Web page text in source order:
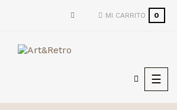
MI CARRITO 0
de
☰